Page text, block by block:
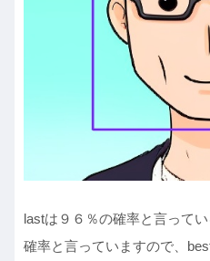
lastは９６％の確率と言って
確率と言っていますので、